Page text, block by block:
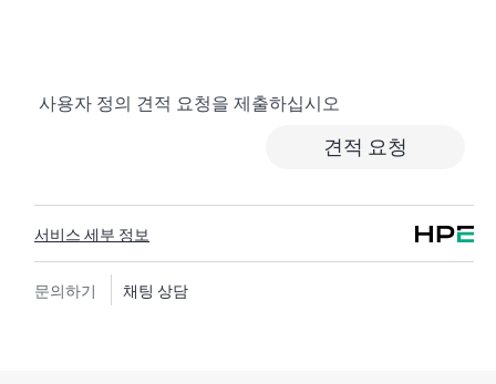
해 도움을 받을 수 있습니다. 고객은 특정 워크로드의 컨
보유한 전문 기술 리소스에 대한 액세스를 제공받으며,
지 않도록 합니다.
HPE Tech Care 서비스는 지원 대상 제품의 운영, 관리, 보
안에 대한 일반 기술 안내를 제공함으로써 기존의 지원
사용자 정의 견적 요청을 제출하십시오
견적 요청
서비스 세부 정보
문의하기 채팅 상담